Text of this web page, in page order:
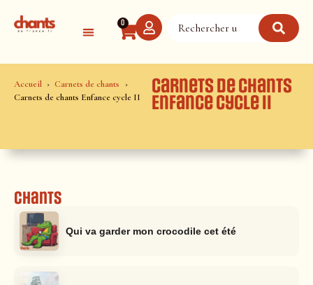
0
Accueil
Carnets de chants
Carnets de chants Enfance cycle II
Carnets de chants
Enfance cycle II
Chants
Qui va garder mon crocodile cet été